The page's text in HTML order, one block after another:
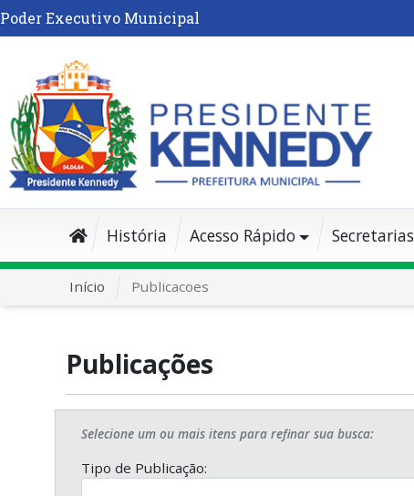
Poder Executivo Municipal
História Acesso Rápido Secretarias
Início Publicacoes
Publicações
Selecione um ou mais itens para refinar sua busca:
Tipo de Publicação: